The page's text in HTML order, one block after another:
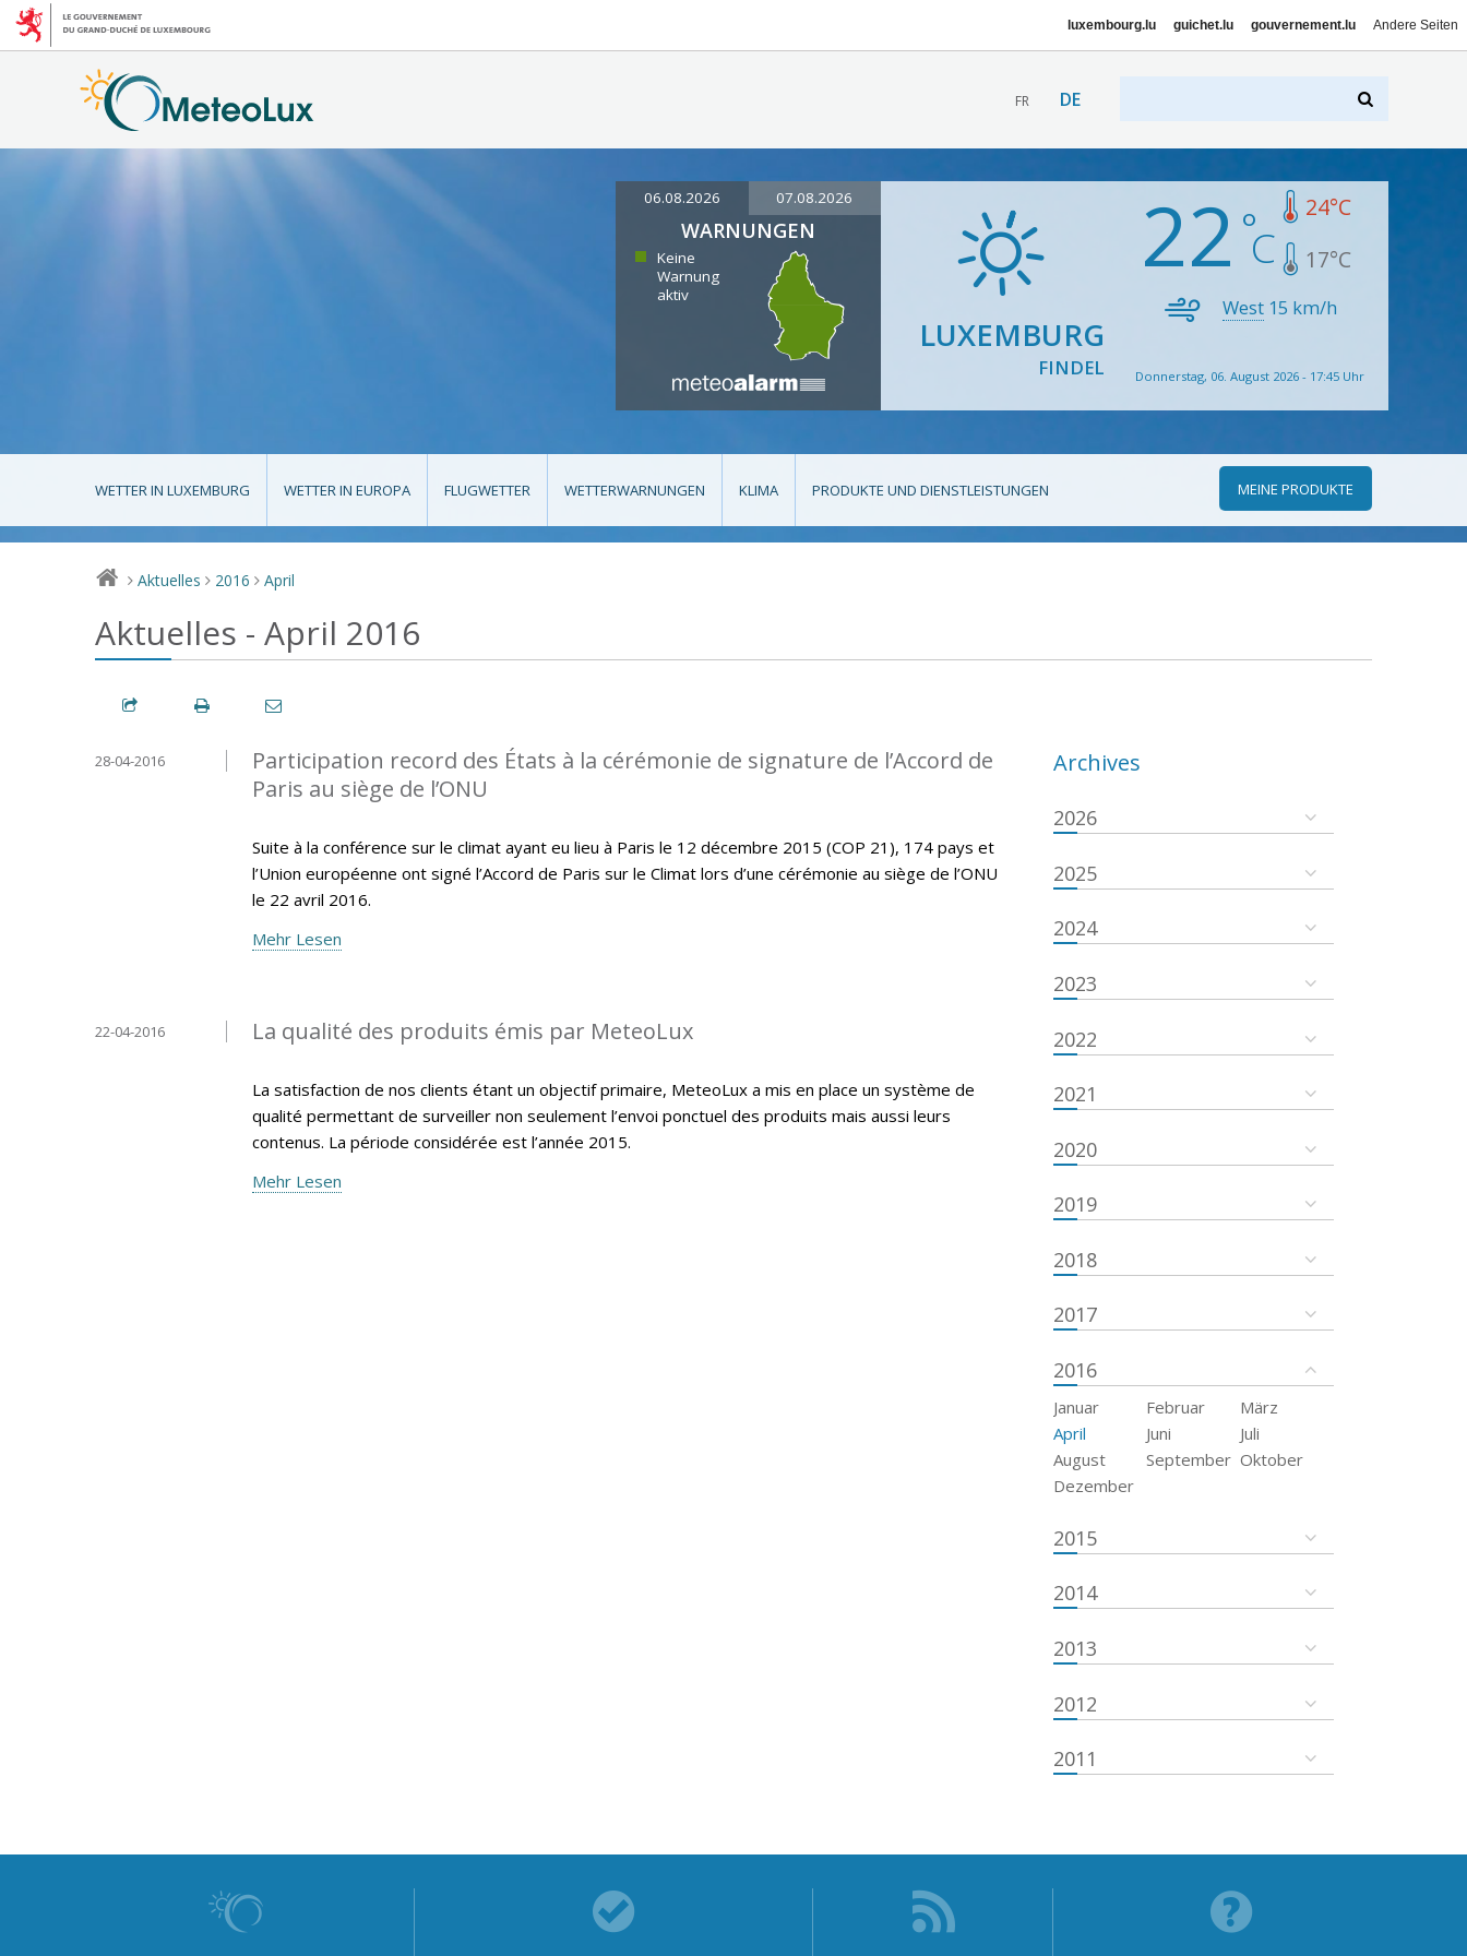
luxembourg.lu guichet.lu gouvernement.lu Andere Seiten
FR DE
06.08.2026 07.08.2026
WARNUNGEN
Keine
Warnung
aktiv
LUXEMBURG
FINDEL
22 24°C
17°C
West 15 km/h
Donnerstag, 06. August 2026 - 17:45 Uhr
WETTER IN LUXEMBURG WETTER IN EUROPA FLUGWETTER WETTERWARNUNGEN KLIMA PRODUKTE UND DIENSTLEISTUNGEN MEINE PRODUKTE
> Aktuelles > 2016 > April
Aktuelles - April 2016
Participation record des États à la cérémonie de signature de l’Accord de
Paris au siège de l’ONU
28-04-2016
Suite à la conférence sur le climat ayant eu lieu à Paris le 12 décembre 2015 (COP 21), 174 pays et
l’Union européenne ont signé l’Accord de Paris sur le Climat lors d’une cérémonie au siège de l’ONU
le 22 avril 2016.
Mehr Lesen
La qualité des produits émis par MeteoLux
22-04-2016
La satisfaction de nos clients étant un objectif primaire, MeteoLux a mis en place un système de
qualité permettant de surveiller non seulement l’envoi ponctuel des produits mais aussi leurs
contenus. La période considérée est l’année 2015.
Mehr Lesen
Archives
2026
2025
2024
2023
2022
2021
2020
2019
2018
2017
2016
Januar Februar
März
April
Juni
Juli
August
September Oktober
Dezember
2015
2014
2013
2012
2011